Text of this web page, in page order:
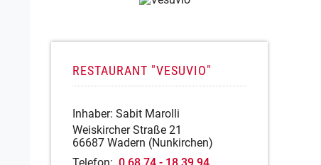
RESTAURANT "VESUVIO"
Inhaber: Sabit Marolli
Weiskircher Straße 21
66687 Wadern (Nunkirchen)